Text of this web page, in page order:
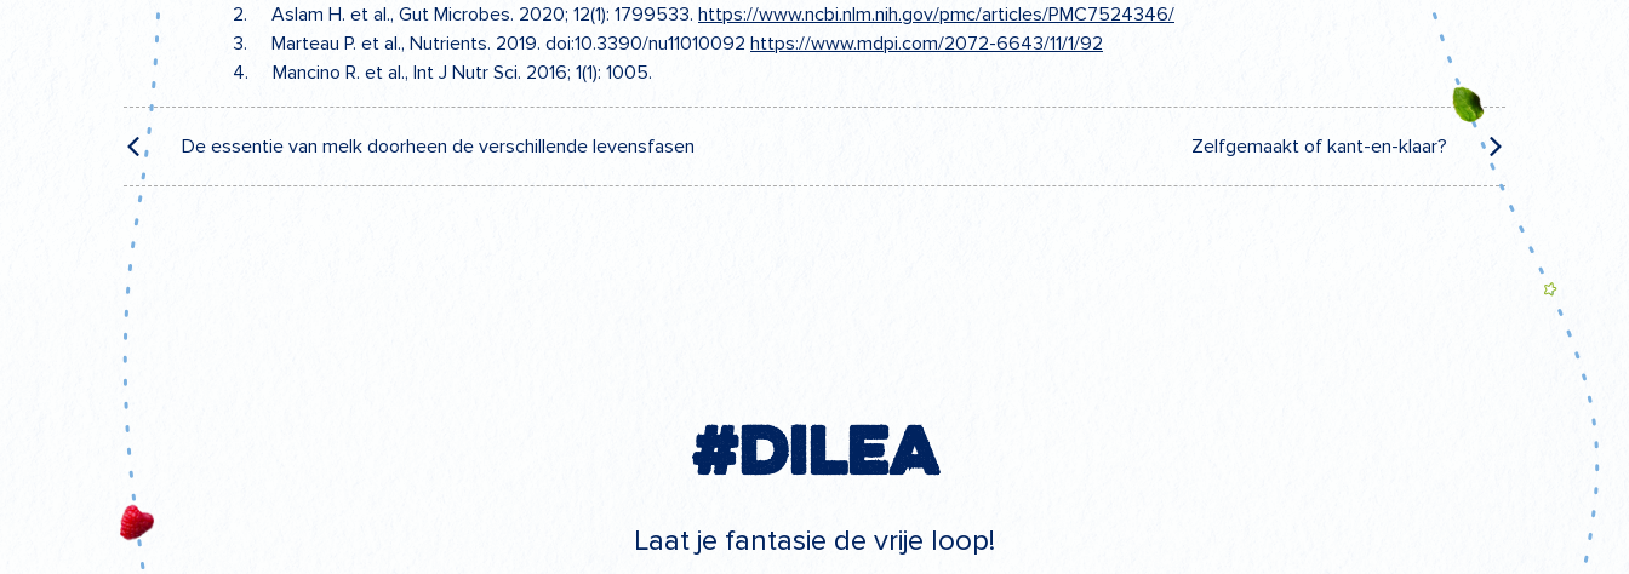
2. Aslam H. et al., Gut Microbes. 2020; 12(1): 1799533. https://www.ncbi.nlm.nih.gov/pmc/articles/PMC7524346/
3. Marteau P. et al., Nutrients. 2019. doi:10.3390/nu11010092 https://www.mdpi.com/2072-6643/11/1/92
4. Mancino R. et al., Int J Nutr Sci. 2016; 1(1): 1005.
Post
navigation
De essentie van melk doorheen de verschillende levensfasen Zelfgemaakt of kant-en-klaar?
#Dilea
Laat je fantasie de vrije loop!